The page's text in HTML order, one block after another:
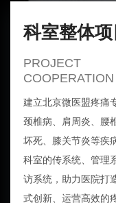
建立北京微医盟疼痛
颈椎病、肩周炎、腰
坏死、膝关节炎等疾
科室的传系统、管理
访系统，助力医院打
式创新、运营高效的
PROJECT
COOPERATION
科室整体